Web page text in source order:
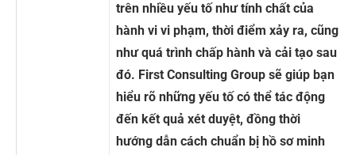
trên nhiều yếu tố như tính chất của
hành vi vi phạm, thời điểm xảy ra, cũng
như quá trình chấp hành và cải tạo sau
đó. First Consulting Group sẽ giúp bạn
hiểu rõ những yếu tố có thể tác động
đến kết quả xét duyệt, đồng thời
hướng dẫn cách chuẩn bị hồ sơ minh